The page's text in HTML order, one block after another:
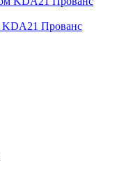
Прованс